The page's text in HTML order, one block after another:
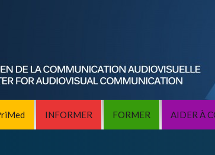
INFORMER FORMER AIDER À